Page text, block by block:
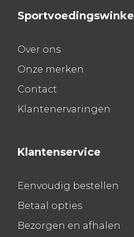
Sportvoedingswinkel
Over ons
Onze merken
Contact
Klantenervaringen
Klantenservice
Eenvoudig bestellen
Betaal opties
Bezorgen en afhalen